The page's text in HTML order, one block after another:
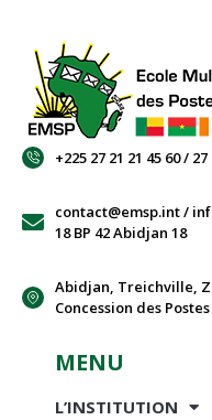
+225 27 21 21 45 60 / 27
contact@emsp.int /
18 BP 42 Abidjan 18
Abidjan, Treichville,
Concession des
MENU
L’INSTITUTION